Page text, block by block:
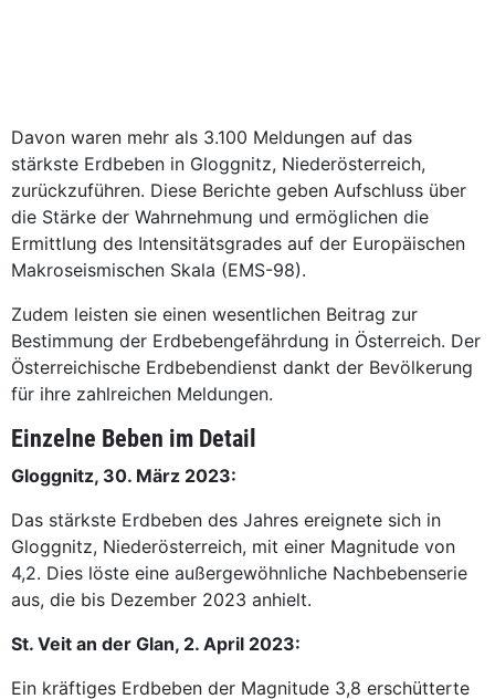
Davon waren mehr als 3.100 Meldungen auf das
stärkste Erdbeben in Gloggnitz, Niederösterreich,
zurückzuführen. Diese Berichte geben Aufschluss über
die Stärke der Wahrnehmung und ermöglichen die
Ermittlung des Intensitätsgrades auf der Europäischen
Makroseismischen Skala (EMS-98).
Zudem leisten sie einen wesentlichen Beitrag zur
Bestimmung der Erdbebengefährdung in Österreich. Der
Österreichische Erdbebendienst dankt der Bevölkerung
für ihre zahlreichen Meldungen.
Einzelne Beben im Detail
Gloggnitz, 30. März 2023:
Das stärkste Erdbeben des Jahres ereignete sich in
Gloggnitz, Niederösterreich, mit einer Magnitude von
4,2. Dies löste eine außergewöhnliche Nachbebenserie
aus, die bis Dezember 2023 anhielt.
St. Veit an der Glan, 2. April 2023:
Ein kräftiges Erdbeben der Magnitude 3,8 erschütterte